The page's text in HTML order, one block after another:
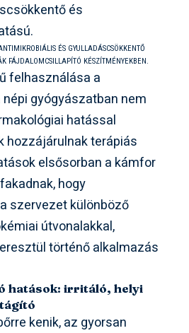
ÉS GYULLADÁSCSÖKKENTŐ
FÁJDALOMCSILLAPÍTÓ KÉSZÍTMÉNYEKBEN.
felhasználása a
gyógyászatban nem
hatással
hozzájárulnak terápiás
elsősorban a kámfor
hogy
szervezet különböző
útvonalakkal,
történő alkalmazás
hatások: irritáló, helyi
kenik, az gyorsan